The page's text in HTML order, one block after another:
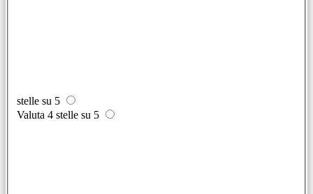
stelle su 5
Valuta 4 stelle su 5